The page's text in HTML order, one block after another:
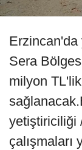
Erzincan'da
Sera
milyon
yetiştiriciliği
çalışmaları